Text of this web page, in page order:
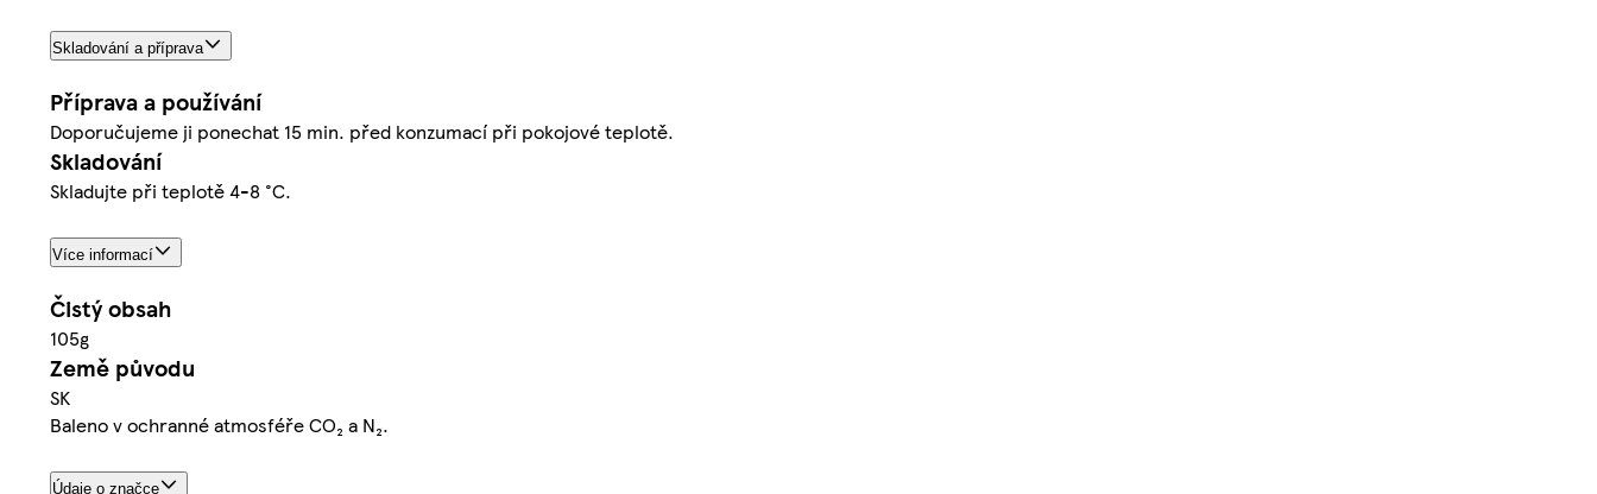
Skladování a příprava
Příprava a používání
Doporučujeme ji ponechat 15 min. před konzumací při pokojové teplotě.
Skladování
Skladujte při teplotě 4-8 °C.
Více informací
Čistý obsah
105g
Země původu
SK
Baleno v ochranné atmosféře CO₂ a N₂.
Údaje o značce